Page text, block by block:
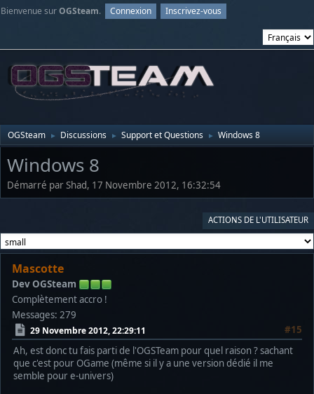
Bienvenue surOGSteam. Connexion Inscrivez-vous
OGSteam ► Discussions ► Support et Questions ► Windows 8
Windows 8
Démarré par Shad, 17 Novembre 2012, 16:32:54
ACTIONS DE L'UTILISATEUR
Mascotte
Dev OGSteam
Complètement accro !
Messages: 279
29 Novembre 2012, 22:29:11
#15
Ah, est donc tu fais parti de l'OGSTeam pour quel raison ? sachant
que c'est pour OGame (même si il y a une version dédié il me
semble pour e-univers)